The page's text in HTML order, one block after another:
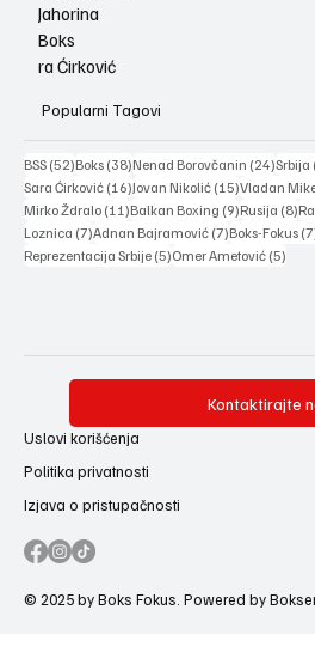
Jahorina
Boks
ra Ćirković
Popularni Tagovi
BSS (52)52 posts
Boks (38)38 posts
Nenad Borovčanin (24)24
Srbija
Sara Ćirković (16)16 posts
Jovan Nikolić (15)15 posts
Vladan
Mirko Ždralo (11)11 posts
Balkan Boxing (9)9 posts
Rusija (8)8
Loznica (7)7 posts
Adnan Bajramović (7)7 posts
Boks-Fokus
Reprezentacija Srbije (5)5 posts
Omer Ametović (5)
Kontaktirajte
Uslovi korišćenja
Politika privatnosti
Izjava o pristupačnosti
© 2025 by Boks Fokus. Powered by